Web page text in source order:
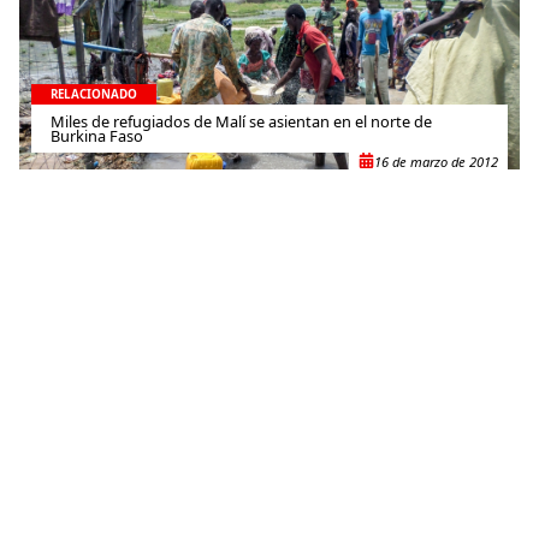
RELACIONADO
Miles de refugiados de Malí se asientan en el norte de
Burkina Faso
16 de marzo de 2012